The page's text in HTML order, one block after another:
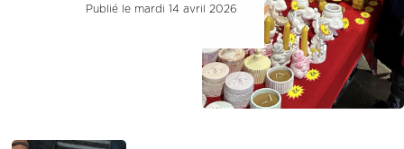
Publié le mardi 14 avril 2026